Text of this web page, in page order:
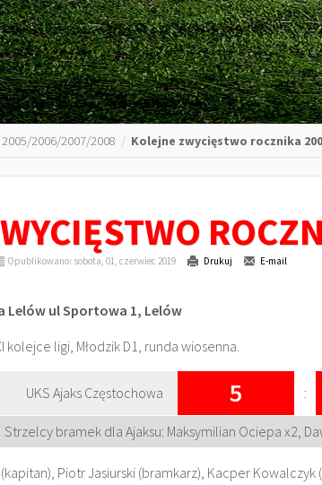
2005/2006/2007/2008 / Kolejne zwycięstwo rocznika
Opublikowano: sobota, 01, czerwiec 2019 Drukuj E-mail
Lelów ul Sportowa 1, Lelów
ligi, Młodzik D1, runda wiosenna.
UKS Ajaks Częstochowa 5 :
Strzelcy bramek dla Ajaksu: Maksymilian Ociepa x2,
Piotr Jasiurski (bramkarz), Kacper